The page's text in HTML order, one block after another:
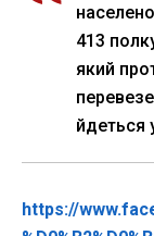
413
який
йдеться
https://